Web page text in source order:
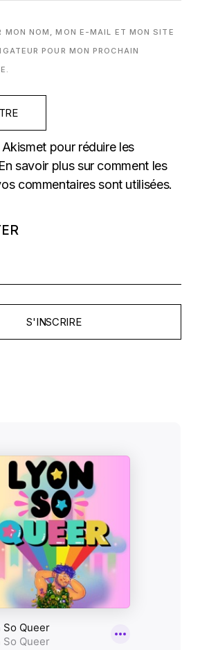
MON NOM, MON E-MAIL ET MON SITE
POUR MON PROCHAIN
pour réduire les
En savoir plus sur comment les
commentaires sont utilisées.
S'INSCRIRE